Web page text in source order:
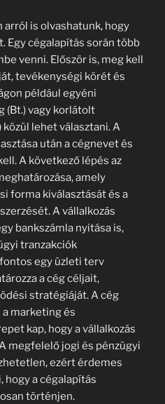
arról is olvashatunk, hogy
Egy cégalapítás során több
venni. Először is, meg kell
tevékenységi körét és
például egyéni
(Bt.) vagy korlátolt
lehet választani. A
után a cégnevet és
A következő lépés az
amely
forma kiválasztását és a
A vállalkozás
bankszámla nyitása is,
tranzakciók
egy üzleti terv
a cég céljait,
stratégiáját. A cég
marketing és
kap, hogy a vállalkozás
megfelelő jogi és pénzügyi
ezért érdemes
hogy a cégalapítás
történjen.